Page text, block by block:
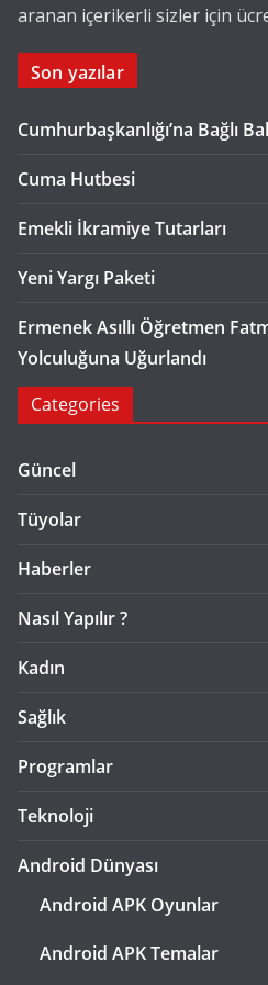
aranan içerikerli sizler için
Son yazılar
Cumhurbaşkanlığı’na Bağlı
Cuma Hutbesi
Emekli İkramiye Tutarları
Yeni Yargı Paketi
Ermenek Asıllı Öğretmen
Yolculuğuna Uğurlandı
Categories
Güncel
Tüyolar
Haberler
Nasıl Yapılır ?
Kadın
Sağlık
Programlar
Teknoloji
Android Dünyası
Android APK Oyunlar
Android APK Temalar